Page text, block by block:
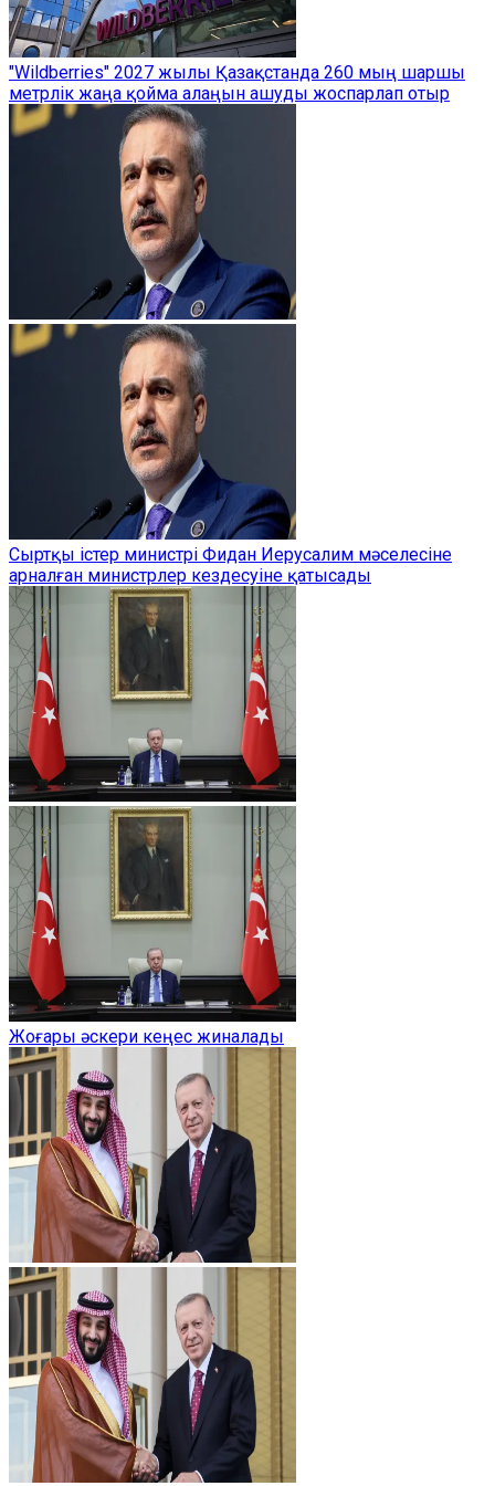
"Wildberries" 2027 жылы Қазақстанда 260 мың шаршы
метрлік жаңа қойма алаңын ашуды жоспарлап отыр
Сыртқы істер министрі Фидан Иерусалим мәселесіне
арналған министрлер кездесуіне қатысады
Жоғары әскери кеңес жиналады